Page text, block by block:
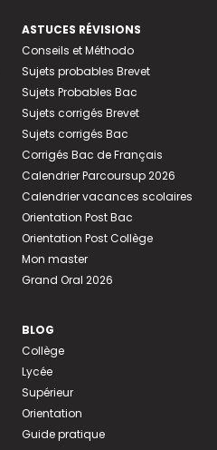
ASTUCES RÉVISIONS
Conseils et Méthodo
Sujets probables Brevet
Sujets Probables Bac
Sujets corrigés Brevet
Sujets corrigés Bac
Corrigés Bac de Français
Calendrier Parcoursup 2026
Calendrier vacances scolaires
Orientation Post Bac
Orientation Post Collège
Mon master
Grand Oral 2026
BLOG
Collège
Lycée
Supérieur
Orientation
Guide pratique